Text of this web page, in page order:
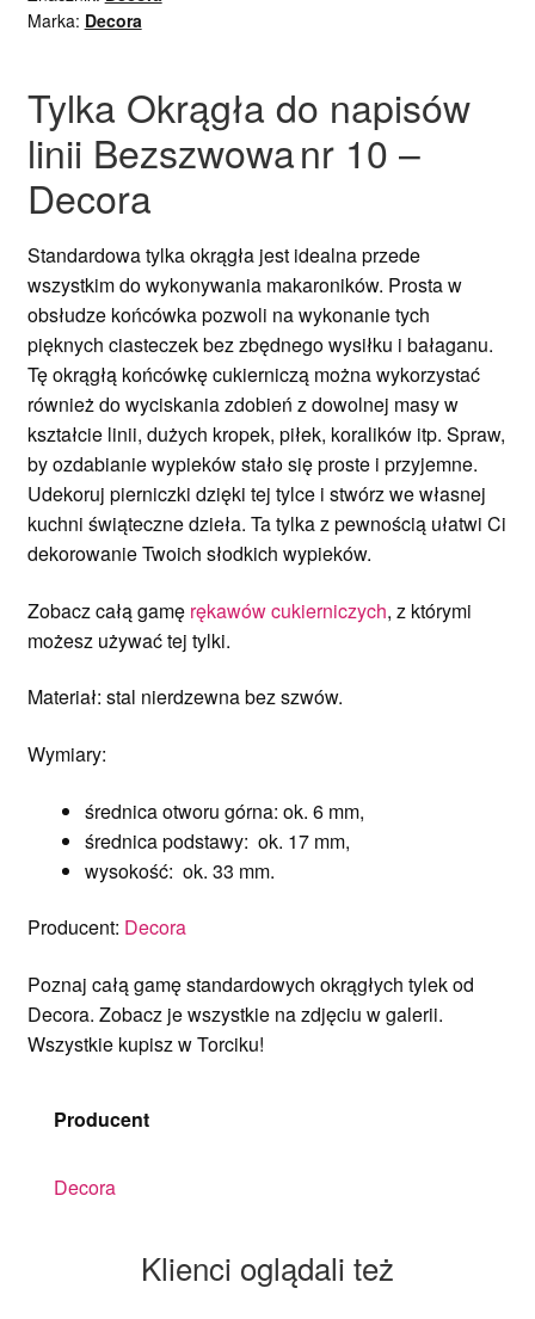
Marka: Decora
Tylka Okrągła do napisów
linii Bezszwowanr 10 –
Decora
Standardowa tylka okrągła jest idealna przede
wszystkim do wykonywania makaroników. Prosta w
obsłudze końcówka pozwoli na wykonanie tych
pięknych ciasteczek bez zbędnego wysiłku i bałaganu.
Tę okrągłą końcówkę cukierniczą można wykorzystać
również do wyciskania zdobień z dowolnej masy w
kształcie linii, dużych kropek, piłek, koralików itp. Spraw,
by ozdabianie wypieków stało się proste i przyjemne.
Udekoruj pierniczki dzięki tej tylce i stwórz we własnej
kuchni świąteczne dzieła. Ta tylka z pewnością ułatwi Ci
dekorowanie Twoich słodkich wypieków.
Zobacz całą gamę rękawów cukierniczych, z którymi
możesz używać tej tylki.
Materiał: stal nierdzewna bez szwów.
Wymiary:
średnica otworu górna: ok. 6 mm,
średnica podstawy: ok. 17 mm,
wysokość: ok. 33 mm.
Producent: Decora
Poznaj całą gamę standardowych okrągłych tylek od
Decora. Zobacz je wszystkie na zdjęciu w galerii.
Wszystkie kupisz w Torciku!
Producent
Decora
Klienci oglądali też